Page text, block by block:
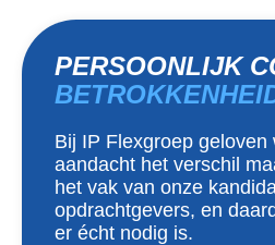
PERSOONLIJK
Bij IP Flexgroep geloven
aandacht het verschil
het vak van onze
opdrachtgevers, en
er écht nodig is.